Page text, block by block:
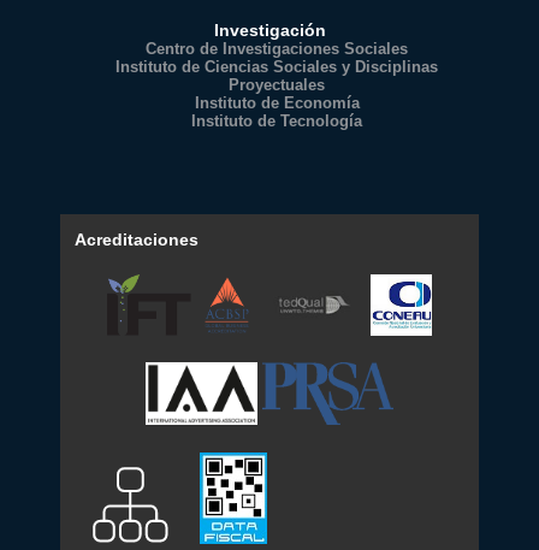
Investigación
Centro de Investigaciones Sociales
Instituto de Ciencias Sociales y Disciplinas
Proyectuales
Instituto de Economía
Instituto de Tecnología
Acreditaciones